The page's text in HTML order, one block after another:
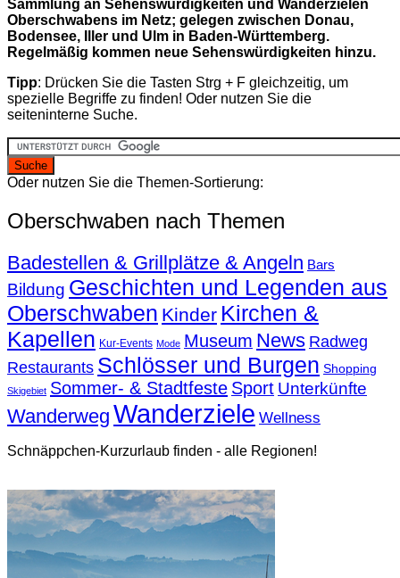
Sammlung an Sehenswürdigkeiten und Wanderzielen
Oberschwabens im Netz; gelegen zwischen Donau,
Bodensee, Iller und Ulm in Baden-Württemberg.
Regelmäßig kommen neue Sehenswürdigkeiten hinzu.
Tipp: Drücken Sie die Tasten Strg + F gleichzeitig, um
spezielle Begriffe zu finden! Oder nutzen Sie die
seiteninterne Suche.
Oder nutzen Sie die Themen-Sortierung:
Oberschwaben nach Themen
Badestellen & Grillplätze & Angeln Bars
Bildung Geschichten und Legenden aus
Oberschwaben Kinder Kirchen &
Kapellen Kur-Events Mode Museum News Radweg
Restaurants Schlösser und Burgen Shopping
Skigebiet Sommer- & Stadtfeste Sport Unterkünfte
Wanderweg Wanderziele Wellness
Schnäppchen-Kurzurlaub finden - alle Regionen!